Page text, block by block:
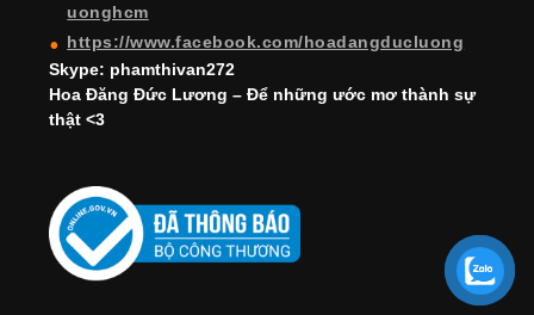
uonghcm
https://www.facebook.com/hoadangducluong
Skype: phamthivan272
Hoa Đăng Đức Lương – Để những ước mơ thành sự
thật <3